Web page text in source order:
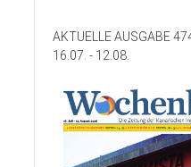
AKTUELLE AUSGABE
16.07. - 12.08.